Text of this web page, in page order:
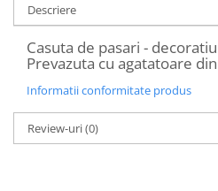
Descriere
Casuta de pasari -
Prevazuta cu agatatoare
Informatii conformitate produs
Review-uri(0)